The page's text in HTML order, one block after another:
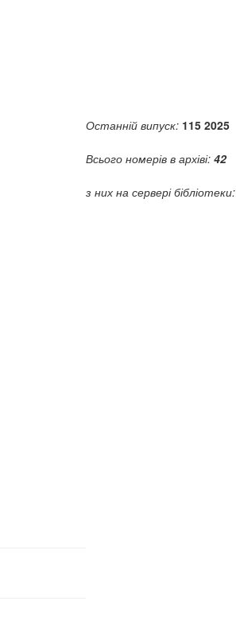
Останній випуск: 115 2025
Всього номерів в архіві: 42
з них на сервері бібліотеки: